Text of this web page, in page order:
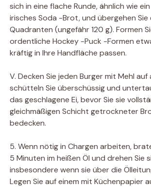
sich in eine flache Runde, ähnlich wie
irisches Soda -Brot, und übergehen Sie
Quadranten (ungefähr 120 g). Formen
ordentliche Hockey -Puck -Formen
kräftig in Ihre Handfläche passen.
V. Decken Sie jeden Burger mit Mehl auf
schütteln Sie überschüssig und
das geschlagene Ei, bevor Sie sie
gleichmäßigen Schicht getrockneter
bedecken.
5. Wenn nötig in Chargen arbeiten,
5 Minuten im heißen Öl und drehen Sie
insbesondere wenn sie über die
Legen Sie auf einem mit Küchenpapier